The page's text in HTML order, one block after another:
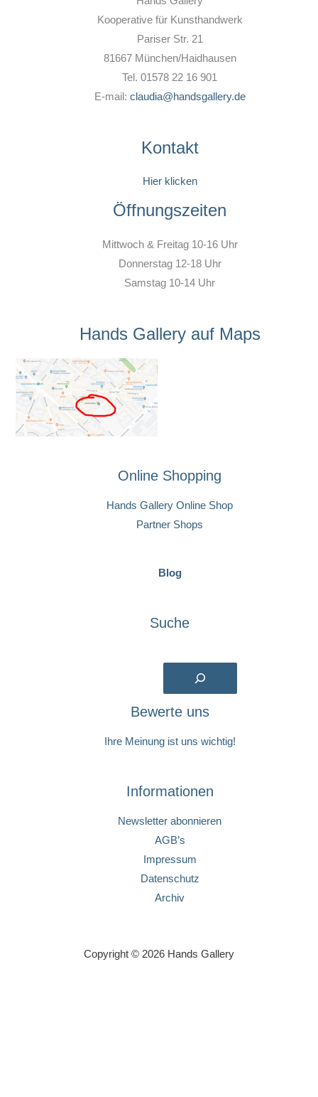
Kooperative für Kunsthandwerk
Pariser Str. 21
81667 München/Haidhausen
Tel. 01578 22 16 901
E-mail: claudia@handsgallery.de
Kontakt
Hier klicken
Öffnungszeiten
Mittwoch & Freitag 10-16 Uhr
Donnerstag 12-18 Uhr
Samstag 10-14 Uhr
Hands Gallery auf Maps
Online Shopping
Hands Gallery Online Shop
Partner Shops
Blog
Suche
Bewerte uns
Ihre Meinung ist uns wichtig!
Informationen
Newsletter abonnieren
AGB’s
Impressum
Datenschutz
Archiv
Copyright © 2026 Hands Gallery